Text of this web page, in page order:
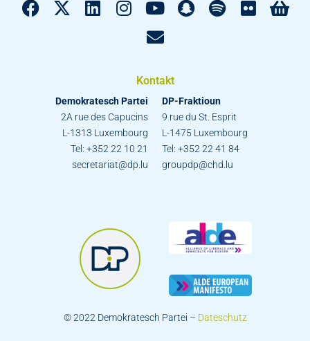
Kontakt
Demokratesch Partei
2A rue des Capucins
L-1313 Luxembourg
Tel: +352 22 10 21
secretariat@dp.lu
DP-Fraktioun
9 rue du St. Esprit
L-1475 Luxembourg
Tel: +352 22 41 84
groupdp@chd.lu
© 2022 Demokratesch Partei – Dateschutz